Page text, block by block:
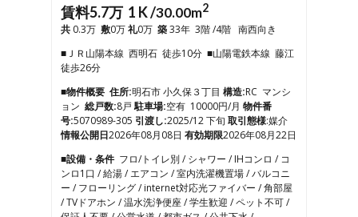
4
7
8
9
11
12
13
14
賃料5.7万 1 K /30.00m2
共 0.3万 敷0万礼0万 築33年 3階 /4階 南西向き
■ＪＲ山陽本線 西明石 徒歩10分 ■山陽電鉄本線 藤江
徒歩26分
■物件概要 住所:明石市 小久保３丁目 構造:RC マンシ
ョン 総戸数:8戸駐車場:空有 10000円/月 物件番
号:5070989-305 引渡し:2025/12 下旬 取引態様:媒介
情報公開日2026年08月08日 有効期限2026年08月22日
■設備・条件 フロ/トイレ別 / シャワー / IHコンロ / コ
ンロ1口 / 給湯 / エアコン / 室内洗濯機置場 / バルコニ
ー / フローリング / internet対応光ファイバー / 角部屋
/ TVドアホン / 温水洗浄便座 / 学生歓迎 / ペット不可 /